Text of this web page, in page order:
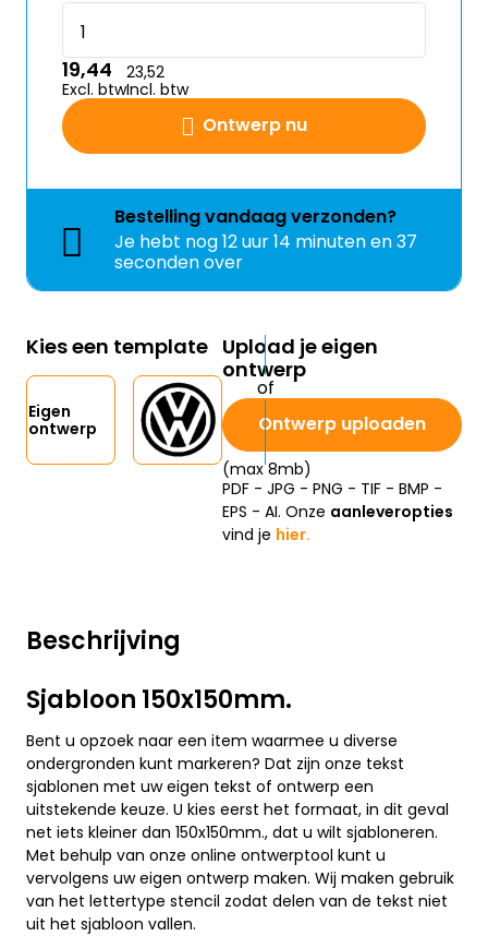
Beschrijving
Sjabloon 150x150mm.
Bent u opzoek naar een item waarmee u diverse
ondergronden kunt markeren? Dat zijn onze tekst
sjablonen met uw eigen tekst of ontwerp een
uitstekende keuze. U kies eerst het formaat, in dit geval
net iets kleiner dan 150x150mm., dat u wilt sjabloneren.
Met behulp van onze online ontwerptool kunt u
vervolgens uw eigen ontwerp maken. Wij maken gebruik
van het lettertype stencil zodat delen van de tekst niet
uit het sjabloon vallen.
Ontwerp nu
19,44
Excl. btw
23,52
Incl. btw
Bestellingvandaagverzonden?
Je hebt nog12 uur 14 minuten en 37
seconden over
Kies een template
Eigen
ontwerp
Upload je eigen
ontwerp
Ontwerp uploaden
(max 8mb)
PDF - JPG - PNG - TIF - BMP -
EPS - AI. Onze aanleveropties
vind je hier.